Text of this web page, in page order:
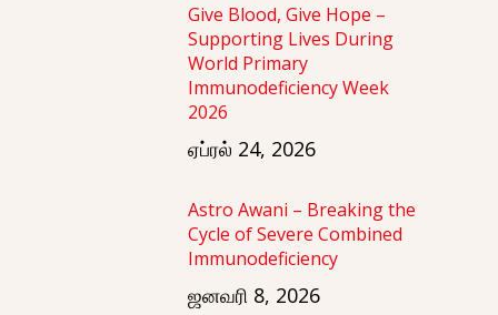
Give Blood, Give Hope –
Supporting Lives During
World Primary
Immunodeficiency Week
2026
ஏப்ரல் 24, 2026
Astro Awani – Breaking the
Cycle of Severe Combined
Immunodeficiency
ஜனவரி 8, 2026